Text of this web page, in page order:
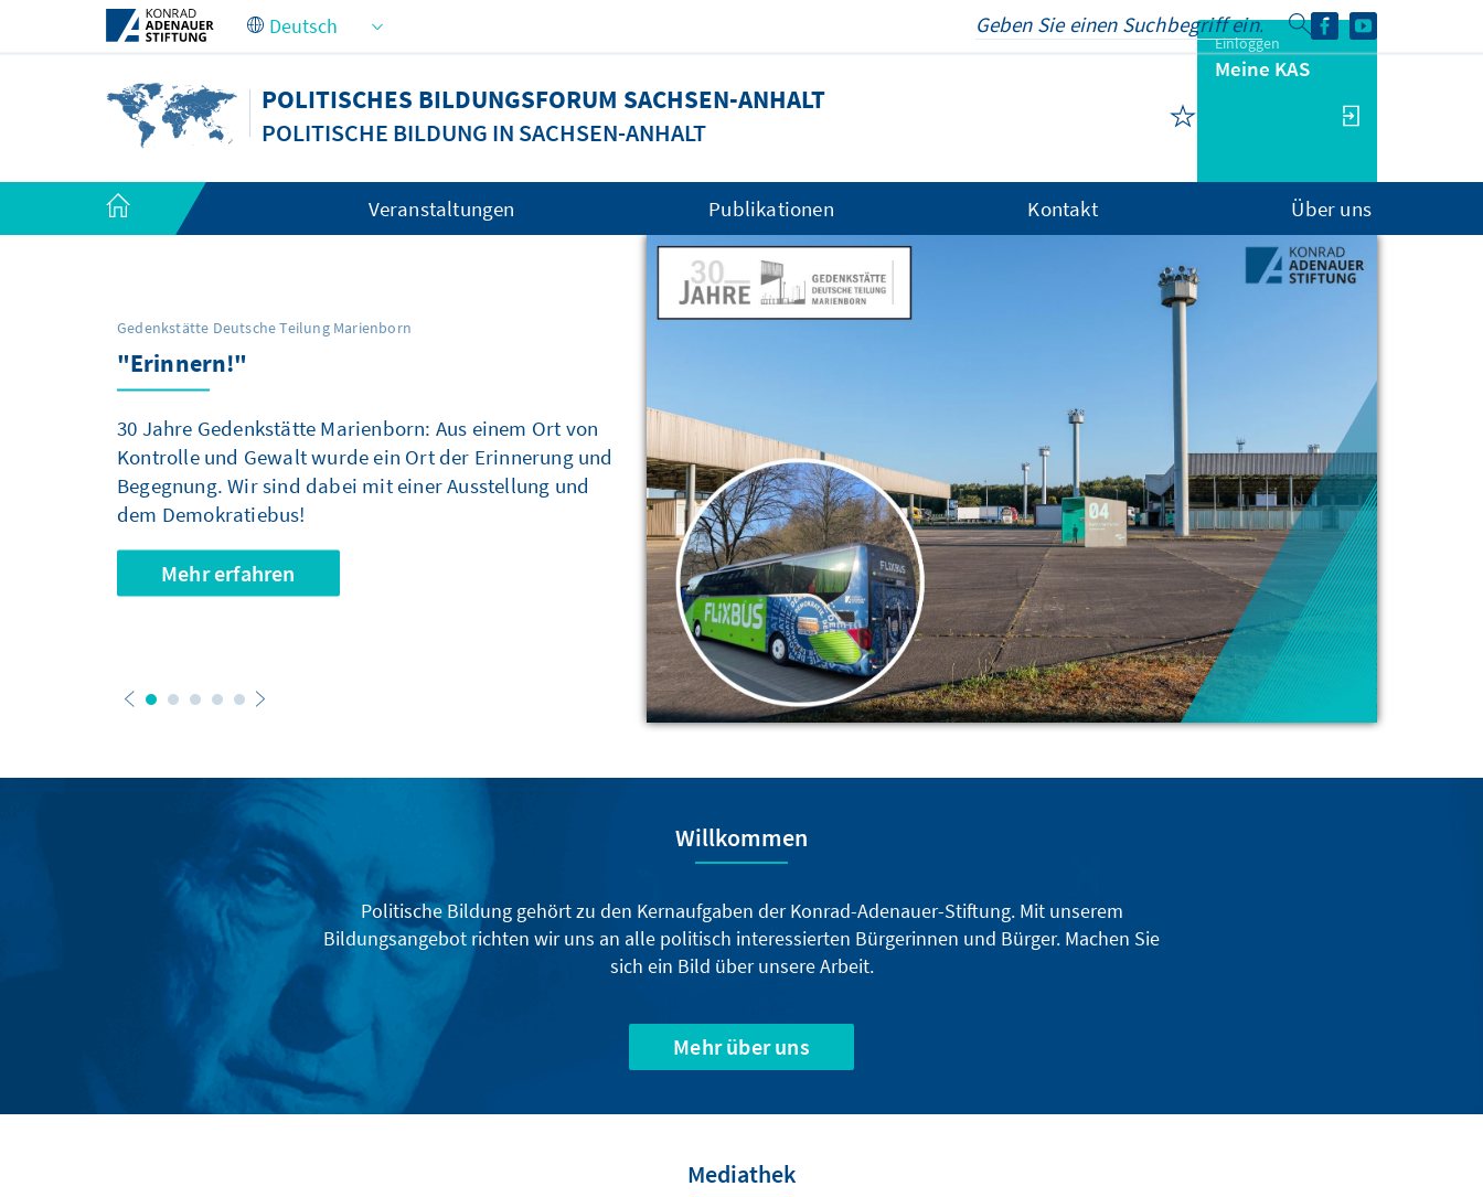
Zum Hauptinhalt springen
POLITISCHES BILDUNGSFORUM SACHSEN-ANHALT
POLITISCHE BILDUNG IN SACHSEN-ANHALT
Einloggen
Meine KAS
Veranstaltungen Publikationen Kontakt Über uns
Gedenkstätte Deutsche Teilung Marienborn
"Erinnern!"
30 Jahre Gedenkstätte Marienborn: Aus einem Ort von
Kontrolle und Gewalt wurde ein Ort der Erinnerung und
Begegnung. Wir sind dabei mit einer Ausstellung und
dem Demokratiebus!
Mehr erfahren
KAS
Aufsuchende politische Bildung in der Praxis
von Demokratiebus und Dorfliebe-Tour
Fuck-up Night für die Demokratie
30 Minuten Ausland
Willkommen
Politische Bildung gehört zu den Kernaufgaben der Konrad-Adenauer-Stiftung. Mit unserem
Bildungsangebot richten wir uns an alle politisch interessierten Bürgerinnen und Bürger. Machen Sie
sich ein Bild über unsere Arbeit.
Mehr über uns
Mediathek